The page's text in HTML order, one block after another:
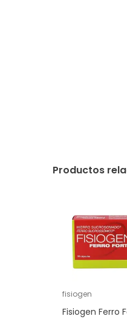
Productos
fisiogen
Fisiogen Ferro